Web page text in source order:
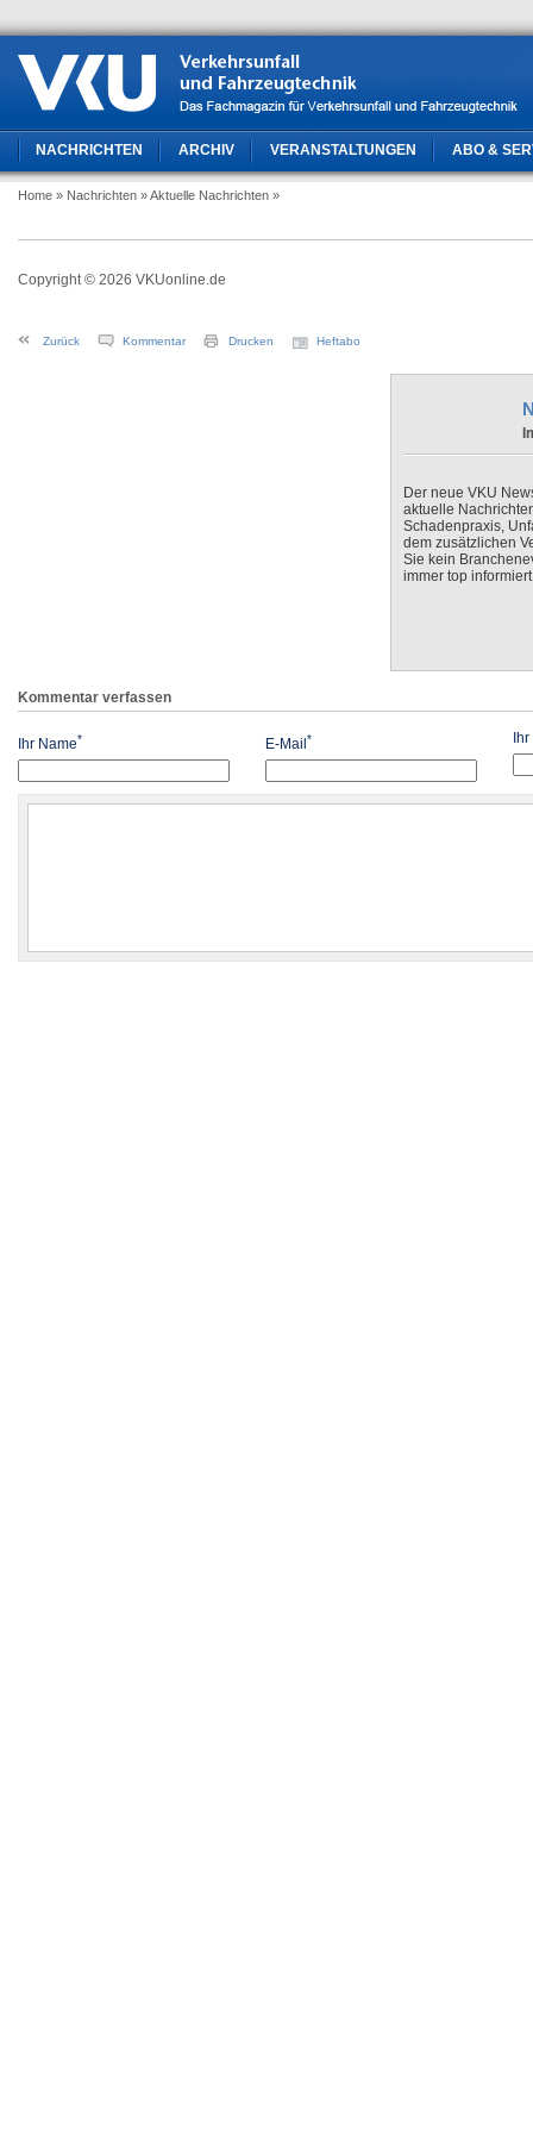
NACHRICHTEN ARCHIV VERANSTALTUNGEN ABO &
Home » Nachrichten » Aktuelle Nachrichten »
Copyright © 2026 VKUonline.de
Zurück Kommentar Drucken Heftabo
Der neue VKU
aktuelle
Schadenpraxis,
dem zusätzlichen
Sie kein
immer top
Kommentar verfassen
Ihr Name* E-Mail *